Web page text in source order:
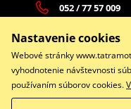
052 / 77 57 009
Po - Pia 9:00-
Facebook
Nastavenie cookies
Webové stránky
vyhodnotenie návštevnosti
používaním súborov cookies.